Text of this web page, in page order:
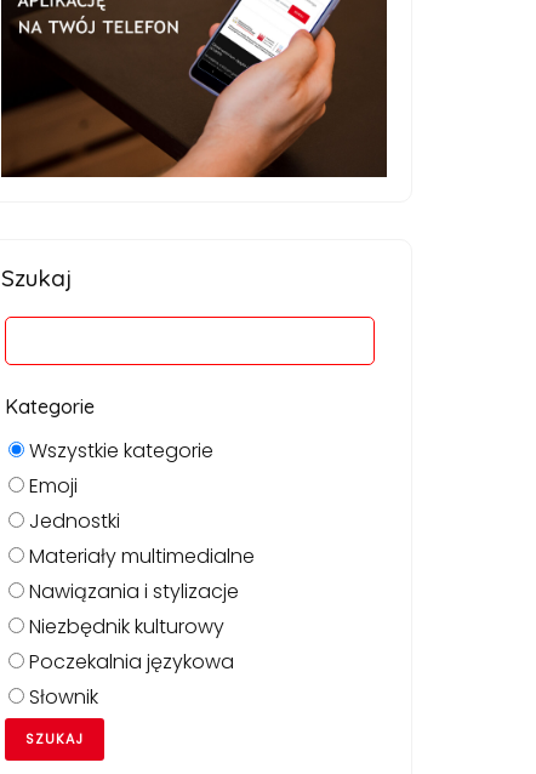
Szukaj
Kategorie
Wszystkie kategorie
Emoji
Jednostki
Materiały multimedialne
Nawiązania i stylizacje
Niezbędnik kulturowy
Poczekalnia językowa
Słownik